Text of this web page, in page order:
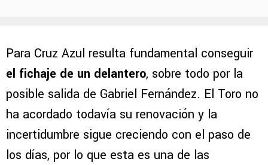
Para Cruz Azul resulta fundamental conseguir
el fichaje de un delantero, sobre todo por la
posible salida de Gabriel Fernández. El Toro no
ha acordado todavía su renovación y la
incertidumbre sigue creciendo con el paso de
los días, por lo que esta es una de las